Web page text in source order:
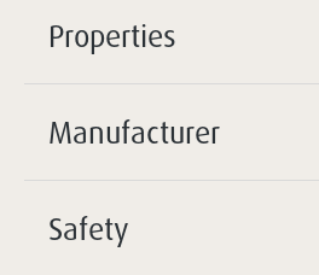
Properties
Manufacturer
Safety